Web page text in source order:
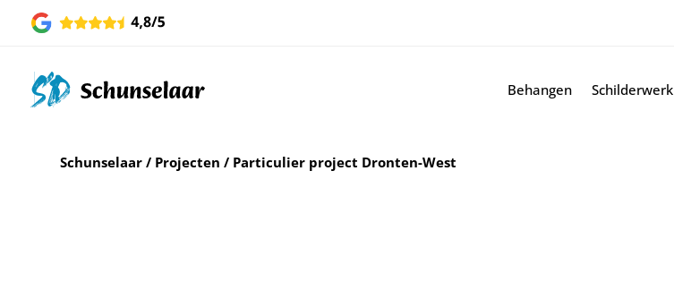
Behangen Schilderwerk
Schunselaar / Projecten / Particulier project Dronten-West